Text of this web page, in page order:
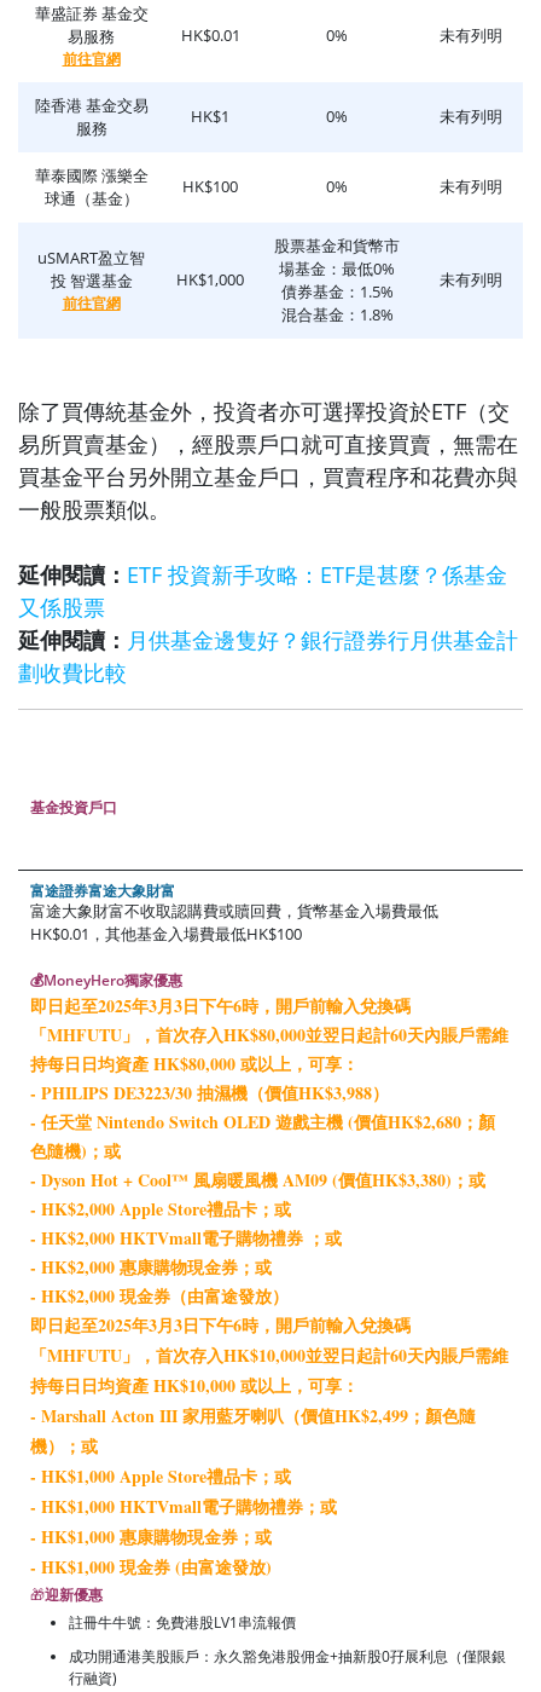
華盛証券 基金交
易服務
前往官網
HK$0.01 0% 未有列明
陸香港 基金交易
服務
HK$1 0% 未有列明
華泰國際 漲樂全
球通（基金）
HK$100 0% 未有列明
uSMART盈立智
投 智選基金
前往官網
HK$1,000
股票基金和貨幣市
場基金：最低0%
債券基金：1.5%
混合基金：1.8%
未有列明
除了買傳統基金外，投資者亦可選擇投資於ETF（交
易所買賣基金），經股票戶口就可直接買賣，無需在
買基金平台另外開立基金戶口，買賣程序和花費亦與
一般股票類似。
延伸閱讀： ETF 投資新手攻略：ETF是甚麼？係基金
又係股票
延伸閱讀： 月供基金邊隻好？銀行證券行月供基金計
劃收費比較
基金投資戶口
富途證券富途大象財富
富途大象財富不收取認購費或贖回費，貨幣基金入場費最低
HK$0.01，其他基金入場費最低HK$100
💰MoneyHero獨家優惠
即日起至2025年3月3日下午6時，開戶前輸入兌換碼
「MHFUTU」，首次存入HK$80,000並翌日起計60天內賬戶需維
持每日日均資產 HK$80,000 或以上，可享：
- PHILIPS DE3223/30 抽濕機（價值HK$3,988）
- 任天堂 Nintendo Switch OLED 遊戲主機 (價值HK$2,680；顏
色隨機)；或
- Dyson Hot + Cool™ 風扇暖風機 AM09 (價值HK$3,380)；或
- HK$2,000 Apple Store禮品卡；或
- HK$2,000 HKTVmall電子購物禮券 ；或
- HK$2,000 惠康購物現金券；或
- HK$2,000 現金券（由富途發放）
即日起至2025年3月3日下午6時，開戶前輸入兌換碼
「MHFUTU」，首次存入HK$10,000並翌日起計60天內賬戶需維
持每日日均資產 HK$10,000 或以上，可享：
- Marshall Acton III 家用藍牙喇叭（價值HK$2,499；顏色隨
機）；或
- HK$1,000 Apple Store禮品卡；或
- HK$1,000 HKTVmall電子購物禮券；或
- HK$1,000 惠康購物現金券；或
- HK$1,000 現金券 (由富途發放)
🎁迎新優惠
註冊牛牛號：免費港股LV1串流報價
成功開通港美股賬戶：永久豁免港股佣金+抽新股0孖展利息（僅限銀
行融資)